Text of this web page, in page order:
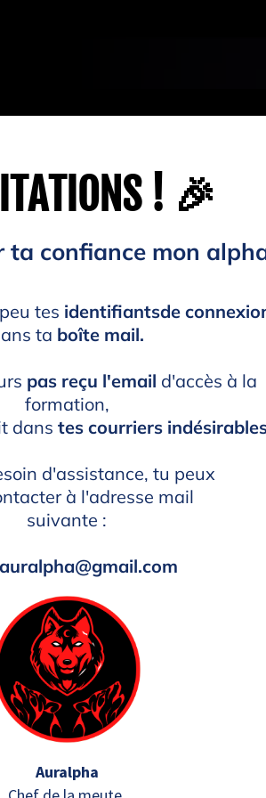
! 🎉
ta confiance mon
tes identifiantsde
ta boîte mail.
pas reçu l'email d'accès à la
formation,
dans tes courriers
d'assistance, tu peux
à l'adresse mail
suivante :
Auralpha